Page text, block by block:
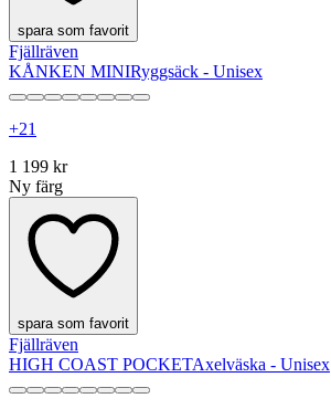
spara som favorit
Fjällräven
KÅNKEN MINIRyggsäck - Unisex
+21
1 199 kr
Ny färg
spara som favorit
Fjällräven
HIGH COAST POCKETAxelväska - Unisex